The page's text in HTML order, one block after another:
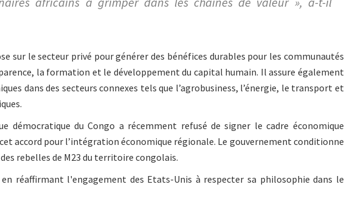
sur le secteur privé pour générer des bénéfices durables pour les communautés
la formation et le développement du capital humain. Il assure également
dans des secteurs connexes tels que l’agrobusiness, l’énergie, le transport et
démocratique du Congo a récemment refusé de signer le cadre économique
accord pour l’intégration économique régionale. Le gouvernement conditionne
rebelles de M23 du territoire congolais.
réaffirmant l'engagement des Etats-Unis à respecter sa philosophie dans le